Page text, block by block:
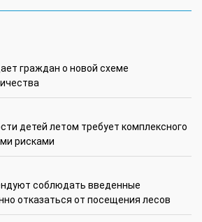
граждан о новой схеме
детей летом требует комплексного
рисками
соблюдать введенные
отказаться от посещения лесов